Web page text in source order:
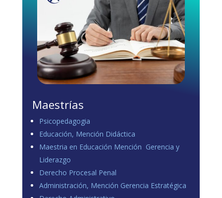
Maestrías
Psicopedagogia
Educación, Mención Didáctica
Maestria en Educación Mención Gerencia y
Liderazgo
Derecho Procesal Penal
Administración, Mención Gerencia Estratégica